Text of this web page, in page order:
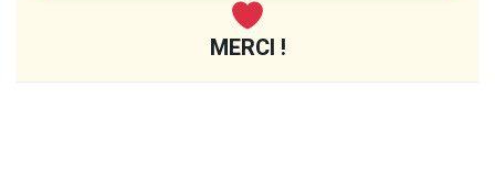
MERCI !